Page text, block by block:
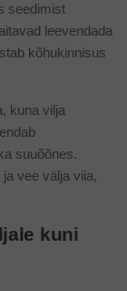
seedimist
leevendada
kõhukinnisus
kuna vilja
suuõõnes.
vee välja viia,
kuni